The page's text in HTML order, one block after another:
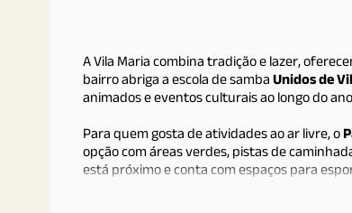
A Vila Maria combina tradição e lazer,
bairro abriga a escola de sambaUnidos de
animados e eventos culturais ao longo do
Para quem gosta de atividades ao ar livre, o
opção com áreas verdes, pistas de
está próximo e conta com espaços para